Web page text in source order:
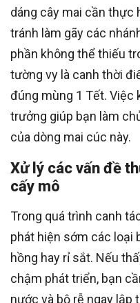
dáng cây mai cần thực
tránh làm gãy các
phần không thể thiếu
tường vy là canh thời
đúng mùng 1 Tết. Việc
trưởng giúp bạn làm
của dòng mai cúc này.
Xử lý các vấn đề
cấy mô
Trong quá trình canh
phát hiện sớm các loại
hồng hay rỉ sắt. Nếu
chậm phát triển, bạn
nước và bộ rễ ngay lập